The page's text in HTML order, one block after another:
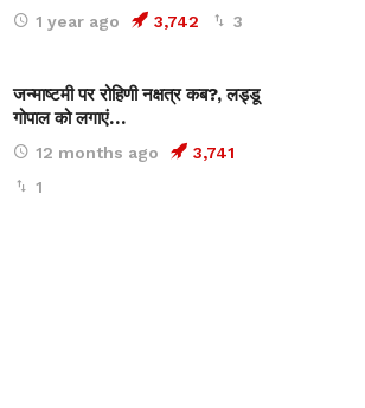
1 year ago 3,742 3
जन्माष्टमी पर रोहिणी नक्षत्र कब?, लड्डू
गोपाल को लगाएं…
12 months ago
3,741
1